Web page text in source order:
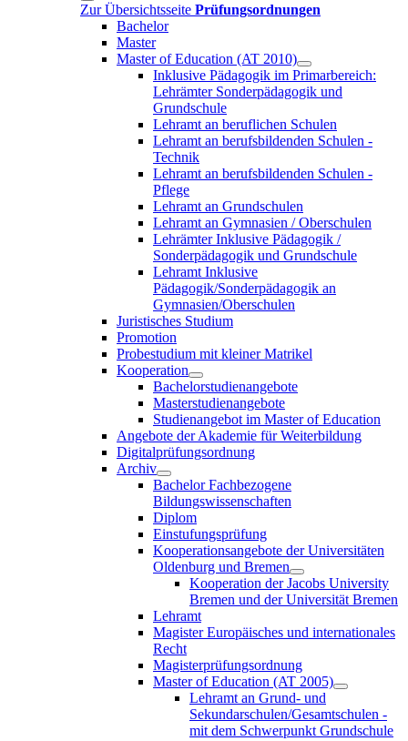
Zur Übersichtsseite Prüfungsordnungen
Bachelor
Master
Master of Education (AT 2010)
Inklusive Pädagogik im Primarbereich:
Lehrämter Sonderpädagogik und
Grundschule
Lehramt an beruflichen Schulen
Lehramt an berufsbildenden Schulen -
Technik
Lehramt an berufsbildenden Schulen -
Pflege
Lehramt an Grundschulen
Lehramt an Gymnasien / Oberschulen
Lehrämter Inklusive Pädagogik /
Sonderpädagogik und Grundschule
Lehramt Inklusive
Pädagogik/Sonderpädagogik an
Gymnasien/Oberschulen
Juristisches Studium
Promotion
Probestudium mit kleiner Matrikel
Kooperation
Bachelorstudienangebote
Masterstudienangebote
Studienangebot im Master of Education
Angebote der Akademie für Weiterbildung
Digitalprüfungsordnung
Archiv
Bachelor Fachbezogene
Bildungswissenschaften
Diplom
Einstufungsprüfung
Kooperationsangebote der Universitäten
Oldenburg und Bremen
Kooperation der Jacobs University
Bremen und der Universität Bremen
Lehramt
Magister Europäisches und internationales
Recht
Magisterprüfungsordnung
Master of Education (AT 2005)
Lehramt an Grund- und
Sekundarschulen/Gesamtschulen -
mit dem Schwerpunkt Grundschule